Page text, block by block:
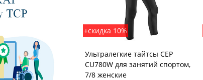
+скидка 10%
Ультралегкие тайтсы CEP
CU780W для занятий спортом,
7/8 женские